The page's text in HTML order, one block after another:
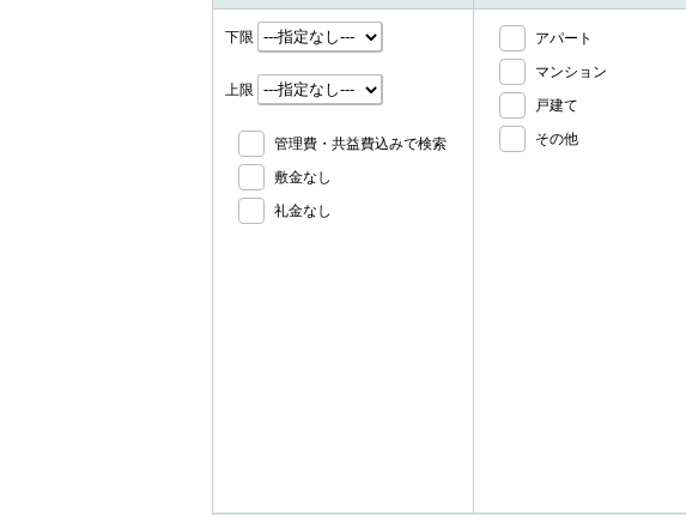
下限
上限
管理費・共益費込みで検索
敷金なし
礼金なし
アパート
マンション
戸建て
その他